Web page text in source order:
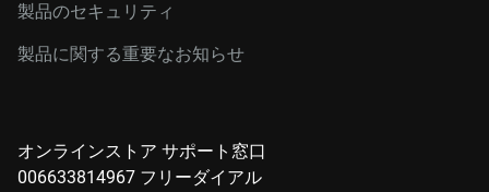
製品のセキュリティ
製品に関する重要なお知らせ
オンラインストア サポート窓口
006633814967 フリーダイアル